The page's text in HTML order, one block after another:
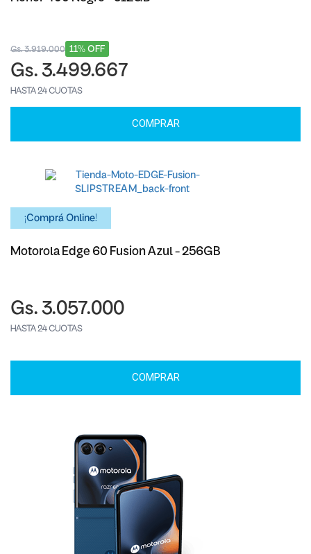
11% OFF
Gs. 3.919.000
Gs. 3.499.667
HASTA 24 CUOTAS
COMPRAR
¡Comprá Online!
Motorola Edge 60 Fusion Azul - 256GB
Gs. 3.057.000
HASTA 24 CUOTAS
COMPRAR